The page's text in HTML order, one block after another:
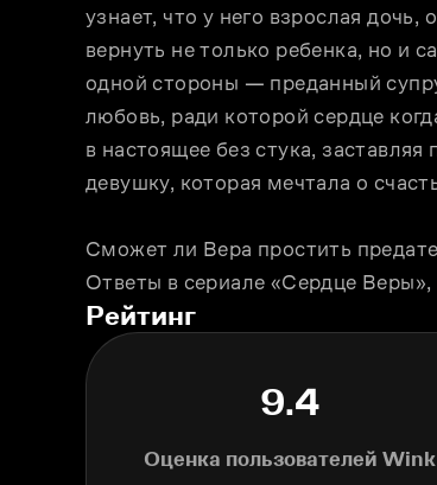
узнает, что у него взрослая
вернуть не только ребенка, но и
одной стороны — преданный
любовь, ради которой сердце
в настоящее без стука,
девушку, которая мечтала о
Сможет ли Вера простить
Ответы в сериале «Сердце
Рейтинг
9.4
Оценка пользователей Wink